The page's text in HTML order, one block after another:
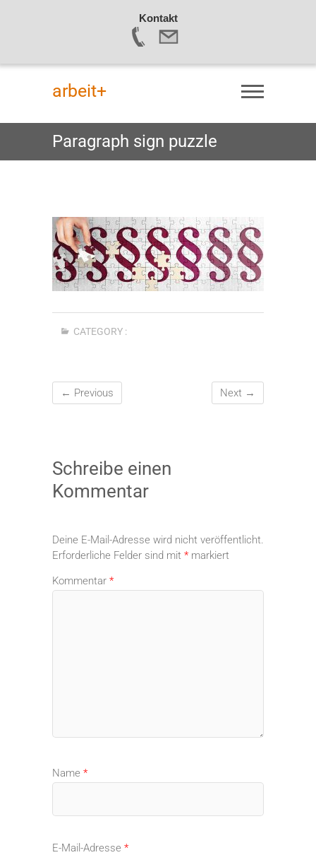
Kontakt
Skip
arbeit+
Paragraph sign puzzle
CATEGORY :
← Previous Next →
Schreibe einen
Kommentar
Deine E-Mail-Adresse wird nicht veröffentlicht.
Erforderliche Felder sind mit * markiert
Kommentar *
Name *
E-Mail-Adresse *